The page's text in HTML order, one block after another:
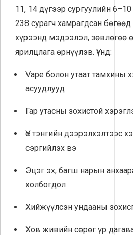
11, 14 дүгээр сургуулийн
238 сурагч хамрагдсан
хүрээнд мэдээлэл, зөвлөгөө
ярилцлага өрнүүлэв. Үүнд:
Vape болон утаат тамхины
асуудлууд
Гар утасны зохистой
Үе тэнгийн дээрэлхэлтээс
сэргийлэх вэ
Эцэг эх, багш нарын
холбогдол
Хийжүүлсэн ундааны
Хов живийн сөрөг үр